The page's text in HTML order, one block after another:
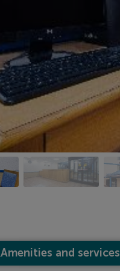
Amenities and services